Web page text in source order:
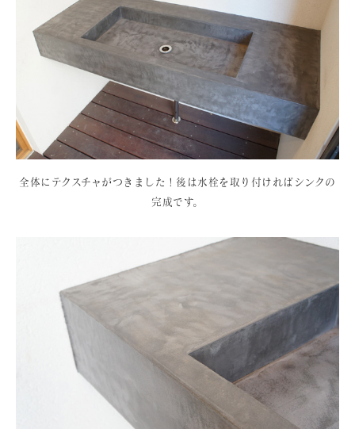
全体にテクスチャがつきました！後は水栓を取り付ければシンクの
完成です。